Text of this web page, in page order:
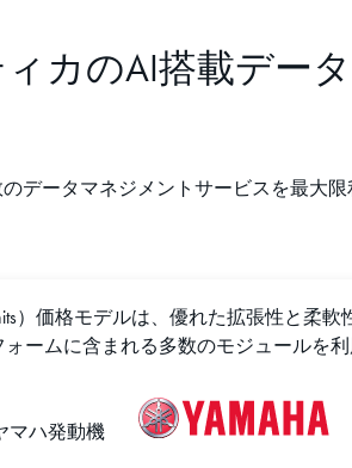
カのAI搭載デー
データマネジメントサービスを最大
Units）価格モデルは、優れた拡張性と
ームに含まれる多数のモジュールを
マハ発動機